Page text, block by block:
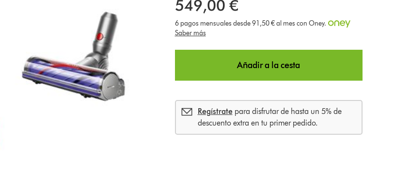
549,00 €
6 pagos mensuales desde 91,50 € al mes con Oney.
Saber más
Añadir a la cesta
Regístrate para disfrutar de hasta un 5% de
descuento extra en tu primer pedido.